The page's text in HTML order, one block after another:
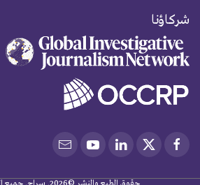
شركاؤنا